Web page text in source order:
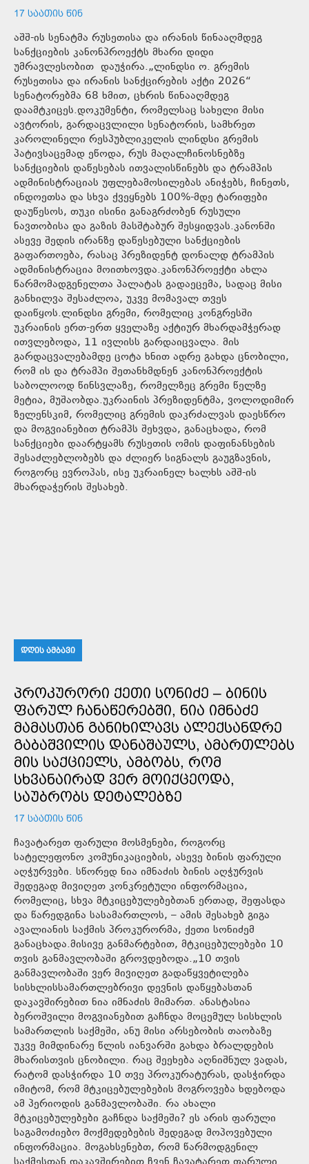
17 ᲡᲐᲐᲗᲘᲡ ᲬᲘᲜ
აშშ-ის სენატმა რუსეთისა და ირანის წინააღმდეგ
სანქციების კანონპროექტს მხარი დიდი
უმრავლესობით დაუჭირა.„ლინდსი ო. გრემის
რუსეთისა და ირანის სანქცირების აქტი 2026“
სენატორებმა 68 ხმით, ცხრის წინააღმდეგ
დაამტკიცეს.დოკუმენტი, რომელსაც სახელი მისი
ავტორის, გარდაცვლილი სენატორის, სამხრეთ
კაროლინელი რესპუბლიკელის ლინდსი გრემის
პატივსაცემად ეწოდა, რუს მაღალჩინოსნებზე
სანქციების დაწესებას ითვალისწინებს და ტრამპის
ადმინისტრაციას უფლებამოსილებას ანიჭებს, ჩინეთს,
ინდოეთსა და სხვა ქვეყნებს 100%-მდე ტარიფები
დაუწესოს, თუკი ისინი განაგრძობენ რუსული
ნავთობისა და გაზის მასშტაბურ შესყიდვას.კანონში
ასევე შედის ირანზე დაწესებული სანქციების
გაფართოება, რასაც პრეზიდენტ დონალდ ტრამპის
ადმინისტრაცია მოითხოვდა.კანონპროექტი ახლა
წარმომადგენელთა პალატას გადაეცემა, სადაც მისი
განხილვა შესაძლოა, უკვე მომავალ თვეს
დაიწყოს.ლინდსი გრემი, რომელიც კონგრესში
უკრაინის ერთ-ერთ ყველაზე აქტიურ მხარდამჭერად
ითვლებოდა, 11 ივლისს გარდაიცვალა. მის
გარდაცვალებამდე ცოტა ხნით ადრე გახდა ცნობილი,
რომ ის და ტრამპი შეთანხმდნენ კანონპროექტის
საბოლოოდ წინსვლაზე, რომელზეც გრემი წელზე
მეტია, მუშაობდა.უკრაინის პრეზიდენტმა, ვოლოდიმირ
ზელენსკიმ, რომელიც გრემის დაკრძალვას დაესწრო
და მოგვიანებით ტრამპს შეხვდა, განაცხადა, რომ
სანქციები დაარტყამს რუსეთის ომის დაფინანსების
შესაძლებლობებს და ძლიერ სიგნალს გაუგზავნის,
როგორც ევროპას, ისე უკრაინელ ხალხს აშშ-ის
მხარდაჭერის შესახებ.
ᲓᲦᲘᲡ ᲐᲛᲑᲐᲕᲘ
ᲞᲠᲝᲙᲣᲠᲝᲠᲘ ᲥᲔᲗᲘ ᲡᲝᲜᲘᲫᲔ – ᲑᲘᲜᲘᲡ
ᲤᲐᲠᲣᲚ ᲩᲐᲜᲐᲬᲔᲠᲔᲑᲨᲘ, ᲜᲘᲐ ᲘᲛᲜᲐᲫᲔ
ᲛᲐᲛᲐᲡᲗᲐᲜ ᲒᲐᲜᲘᲮᲘᲚᲐᲕᲡ ᲐᲚᲔᲥᲡᲐᲜᲓᲠᲔ
ᲒᲐᲑᲐᲨᲕᲘᲚᲘᲡ ᲓᲐᲜᲐᲨᲐᲣᲚᲡ, ᲐᲛᲐᲠᲗᲚᲔᲑᲡ
ᲛᲘᲡ ᲡᲐᲥᲪᲘᲔᲚᲡ, ᲐᲛᲑᲝᲑᲡ, ᲠᲝᲛ
ᲡᲮᲕᲐᲜᲐᲘᲠᲐᲓ ᲕᲔᲠ ᲛᲝᲘᲥᲪᲔᲝᲓᲐ,
ᲡᲐᲣᲑᲠᲝᲑᲡ ᲓᲔᲢᲐᲚᲔᲑᲖᲔ
17 ᲡᲐᲐᲗᲘᲡ ᲬᲘᲜ
ჩავატარეთ ფარული მოსმენები, როგორც
სატელეფონო კომუნიკაციების, ასევე ბინის ფარული
აღჭურვები. სწორედ ნია იმნაძის ბინის აღჭურვის
შედეგად მივიღეთ კონკრეტული ინფორმაცია,
რომელიც, სხვა მტკიცებულებებთან ერთად, შეფასდა
და წარედგინა სასამართლოს, – ამის შესახებ გიგა
ავალიანის საქმის პროკურორმა, ქეთი სონიძემ
განაცხადა.მისივე განმარტებით, მტკიცებულებები 10
თვის განმავლობაში გროვდებოდა.„10 თვის
განმავლობაში ვერ მივიღეთ გადაწყვეტილება
სისხლისსამართლებრივი დევნის დაწყებასთან
დაკავშირებით ნია იმნაძის მიმართ. ანასტასია
ბეროშვილი მოგვიანებით გაჩნდა მოცემულ სისხლის
სამართლის საქმეში, ანუ მისი არსებობის თაობაზე
უკვე მიმდინარე წლის იანვარში გახდა ბრალდების
მხარისთვის ცნობილი. რაც შეეხება აღნიშნულ ვადას,
რატომ დასჭირდა 10 თვე პროკურატურას, დასჭირდა
იმიტომ, რომ მტკიცებულებების მოგროვება ხდებოდა
ამ პერიოდის განმავლობაში. რა ახალი
მტკიცებულებები გაჩნდა საქმეში? ეს არის ფარული
საგამოძიებო მოქმედებების შედეგად მოპოვებული
ინფორმაცია. მოგახსენებთ, რომ წარმოდგენილ